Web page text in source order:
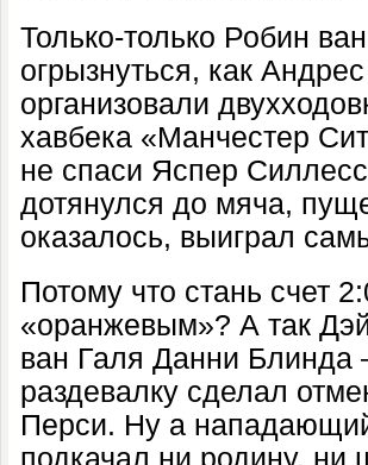
Только-только Робин
огрызнуться, как
организовали
хавбека «Манчестер
не спаси Яспер
дотянулся до мяча,
оказалось, выиграл
Потому что стань счет
«оранжевым»? А так
ван Галя Данни Блинда
раздевалку сделал
Перси. Ну а
подкачал ни родину, ни